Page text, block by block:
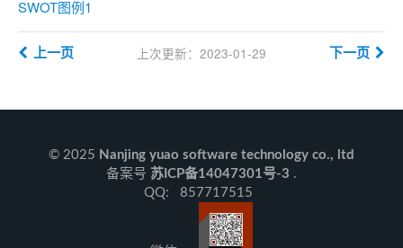
SWOT图例1
上次更新：2023-01-29
上一页 下一页
© 2025 Nanjing yuao software technology co., ltd
备案号 苏ICP备14047301号-3 .
QQ: 857717515